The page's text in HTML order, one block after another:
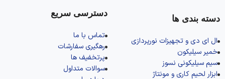
دسته بندی ها
ال‌ ای‌ دی و تجهیزات نورپردازی
خمیر سیلیکون
سیم سیلیکونی نسوز
ابزار لحیم کاری و مونتاژ
دسترسی سریع
تماس با ما
رهگیری سفارشات
پرتخفیف ها
سوالات متداول